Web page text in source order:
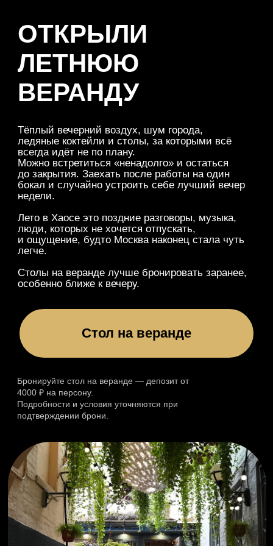
ОТКРЫЛИ
ЛЕТНЮЮ
ВЕРАНДУ
Стол на веранде
Бронируйте стол на веранде — депозит от
4000 ₽ на персону.
Подробности и условия уточняются при
Тёплый вечерний воздух, шум города,
ледяные коктейли и столы, за которыми всё
до закрытия. Заехать после работы на один
бокал и случайно устроить себе лучший вечер
недели.
Лето в Хаосе это поздние разговоры, музыка,
люди, которых не хочется отпускать,
и ощущение, будто Москва наконец стала чуть
легче.
Столы на веранде лучше бронировать заранее,
особенно ближе к вечеру.